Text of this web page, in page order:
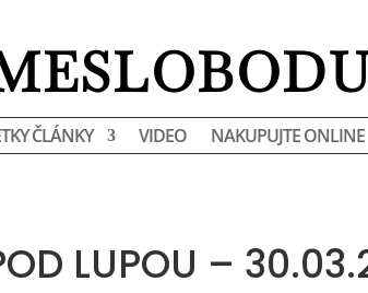
ČLÁNKY VIDEO NAKUPUJTE ONLINE
LUPOU –